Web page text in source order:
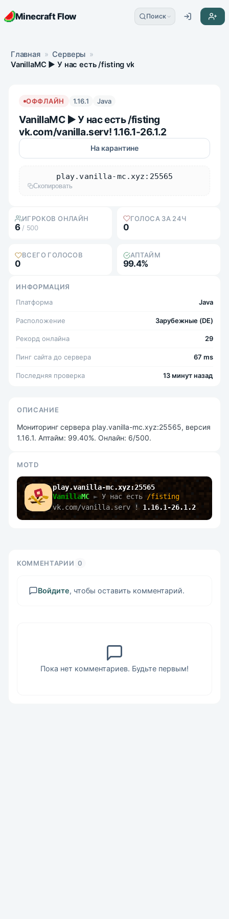
Minecraft Flow Поиск
Главная » Серверы »
VanillaMC ► У нас есть /fisting vk.com/vanilla.serv! 1.16.1-
ОФФЛАЙН 1.16.1 Java
VanillaMC ► У нас есть /fisting
vk.com/vanilla.serv! 1.16.1-26.1.2
На карантине
play.vanilla-mc.xyz:25565
Скопировать
ИГРОКОВ ОНЛАЙН
6/ 500
ГОЛОСА ЗА 24Ч
0
ВСЕГО ГОЛОСОВ
0
АПТАЙМ
99.4%
ОПИСАНИЕ
Мониторинг сервера play.vanilla-mc.xyz:25565, версия
1.16.1. Аптайм: 99.40%. Онлайн: 6/500.
MOTD
play.vanilla-mc.xyz:25565
VanillaMC ► У нас есть
/fisting
vk.com/vanilla.serv
! 1.16.1-26.1.2
ИНФОРМАЦИЯ
Платформа
Java
Расположение Зарубежные (DE)
Рекорд онлайна 29
Пинг сайта до сервера 67 ms
Последняя проверка 13 минут назад
КОММЕНТАРИИ 0
Войдите, чтобы оставить комментарий.
Пока нет комментариев. Будьте первым!